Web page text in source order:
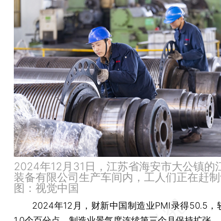
2024年12月31日，江苏省海安市大公镇的
装备有限公司生产车间内，工人们正在赶
图：视觉中国
2024年12月，财新中国制造业PMI录得50.5，